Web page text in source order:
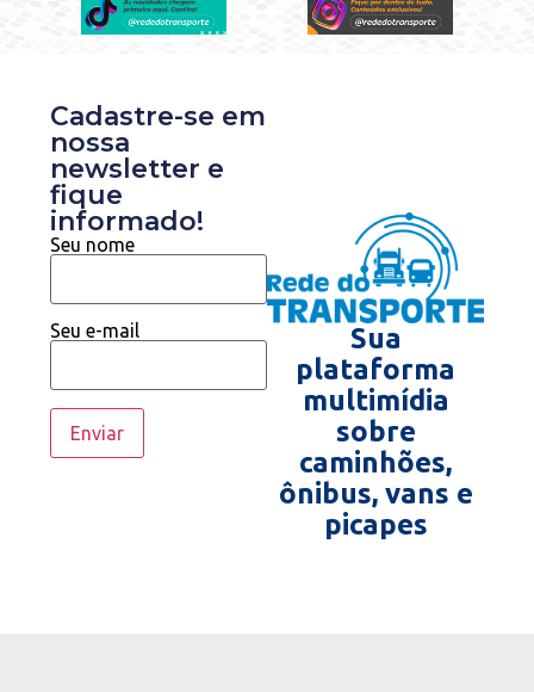
Sua
plataforma
multimídia
sobre
caminhões,
ônibus, vans e
picapes
Cadastre-se em
nossa
newsletter e
fique
informado!
Seu nome
Seu e-mail